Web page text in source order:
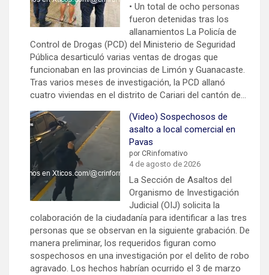
• Un total de ocho personas
fueron detenidas tras los
allanamientos La Policía de
Control de Drogas (PCD) del Ministerio de Seguridad
Pública desarticuló varias ventas de drogas que
funcionaban en las provincias de Limón y Guanacaste.
Tras varios meses de investigación, la PCD allanó
cuatro viviendas en el distrito de Cariari del cantón de…
(Video) Sospechosos de
asalto a local comercial en
Pavas
por CRinfomativo
4 de agosto de 2026
La Sección de Asaltos del
Organismo de Investigación
Judicial (OIJ) solicita la
colaboración de la ciudadanía para identificar a las tres
personas que se observan en la siguiente grabación. De
manera preliminar, los requeridos figuran como
sospechosos en una investigación por el delito de robo
agravado. Los hechos habrían ocurrido el 3 de marzo